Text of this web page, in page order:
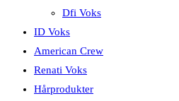
Dfi Voks
ID Voks
American Crew
Renati Voks
Hårprodukter